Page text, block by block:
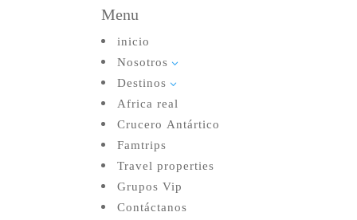
Menu
inicio
Nosotros 3
Destinos 3
Africa real
Crucero Antártico
Famtrips
Travel properties
Grupos Vip
Contáctanos